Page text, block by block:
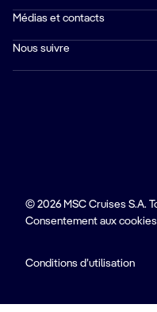
Médias et contacts
Nous suivre
© 2026 MSC Cruises S.A.
Consentement aux cookies
Conditions d’utilisation